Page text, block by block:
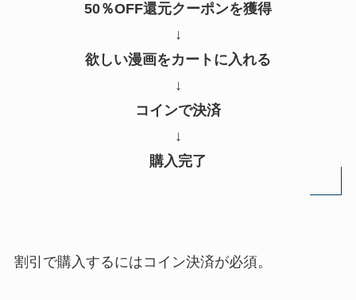
50％OFF還元クーポンを獲得
↓
欲しい漫画をカートに入れる
↓
コインで決済
↓
購入完了
割引で購入するにはコイン決済が必須。